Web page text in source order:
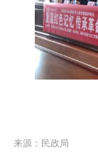
来源：民政局